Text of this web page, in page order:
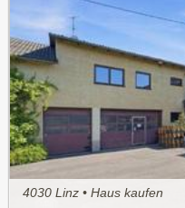
4030 Linz • Haus kaufen